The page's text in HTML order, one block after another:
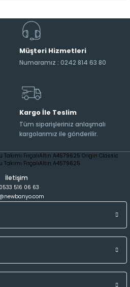
Müşteri Hizmetleri
Numaramız : 0242 814 63 80
Kargo İle Teslim
Tüm siparişleriniz anlaşmalı
kargolarımız ile gönderilir.
İletişim
516 06 63